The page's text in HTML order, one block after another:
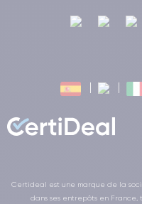
Certideal est une marque de la
dans ses entrepôts en France,